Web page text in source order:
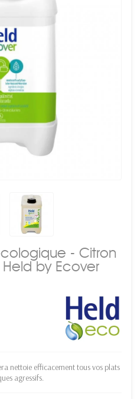
- Citron
by Ecover
nettoie efficacement tous vos plats
agressifs.